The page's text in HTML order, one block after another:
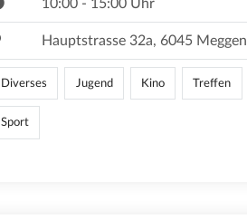
10:00 - 15:00 Uhr
Hauptstrasse 32a, 6045 Meggen
Diverses Jugend Kino Treffen
Sport